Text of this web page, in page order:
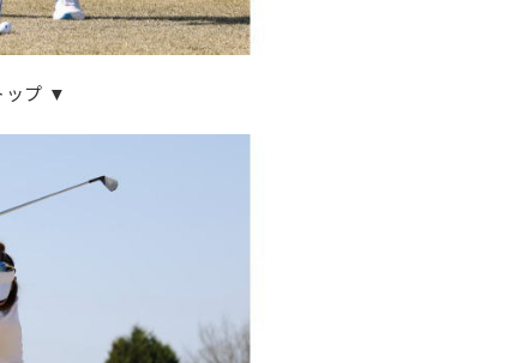
プ ▼